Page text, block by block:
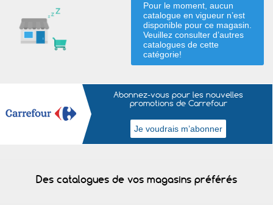
Pour le moment, aucun
catalogue en vigueur n’est
disponible pour ce magasin.
Veuillez consulter d’autres
catalogues de cette
catégorie!
Abonnez-vous pour les nouvelles
promotions de Carrefour
Des catalogues de vos magasins préférés